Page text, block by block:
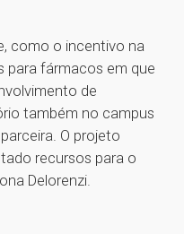
como o incentivo na
para fármacos em que
de
também no campus
O projeto
recursos para o
Delorenzi.